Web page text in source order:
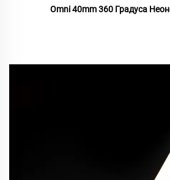
Omni 40mm 360 Градуса